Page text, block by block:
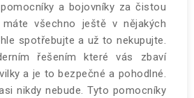
a bojovníky za čistou
všechno ještě v nějakých
spotřebujte a už to nekupujte.
řešením které vás zbaví
a je to bezpečné a pohodlné.
nikdy nebude. Tyto pomocníky